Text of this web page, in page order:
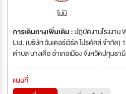
ไม่มี
การเดินทางเพิ่มเติม :ปฏิบัติงานโรงงาน
Ltd. (บริษัท วันเดอร์เวิร์ล โปรดัคส์ จำกัด
ตำบล บางเดื่อ อำเภอเมือง จังหวัดปทุมธา
แผนที่